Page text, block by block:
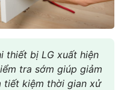
thiết bị LG xuất hiện
tra sớm giúp giảm
tiết kiệm thời gian xử